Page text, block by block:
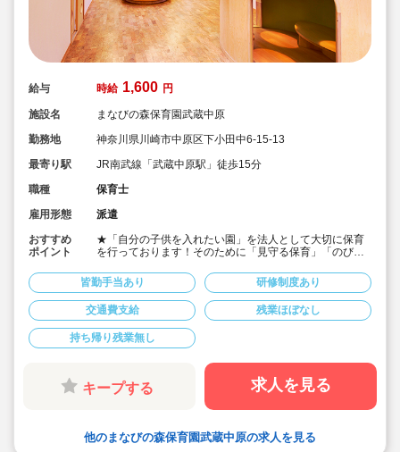
給与 時給 1,600 円
施設名
まなびの森保育園武蔵中原
勤務地
神奈川県川崎市中原区下小田中6-15-13
最寄り駅
JR南武線「武蔵中原駅」徒歩15分
職種
保育士
雇用形態
派遣
おすすめ
ポイント
★「自分の子供を入れたい園」を法人として大切に保育
を行っております！そのために「見守る保育」「のびの
す♪
★保育士専任のコンサルタントがあなたの派遣就業を安
心サポートいたします
★武蔵中原駅より徒歩15分の定員60名の認可保育園！
★時給1,600円の求人です！
★勤務条件等相談可能です！
キララサポートで派遣就業する3つのメリット
・求人提案から就業後のサポートまで専任コンサルタン
トが細やかに対応します
・手当や福利厚生については当社独自のサービスもご用
ったサポートに定評があります
皆勤手当あり 研修制度あり
交通費支給 残業ほぼなし
持ち帰り残業無し
キープする 求人を見る
他のまなびの森保育園武蔵中原の求人を見る